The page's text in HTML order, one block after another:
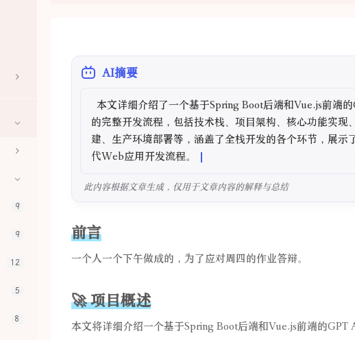
9
9
12
5
8
AI摘要
的完整开发流程，包括技术栈、项目架构、核心功能实现
建、生产环境部署等，涵盖了全栈开发的各个环节，展示
代Web应用开发流程。
此内容根据文章生成，仅用于文章内容的解释与总结
前言
一个人一个下午做成的，为了应对周四的作业答辩。
🚀 项目概述
本文将详细介绍一个基于Spring Boot后端和Vue.js前端的GPT